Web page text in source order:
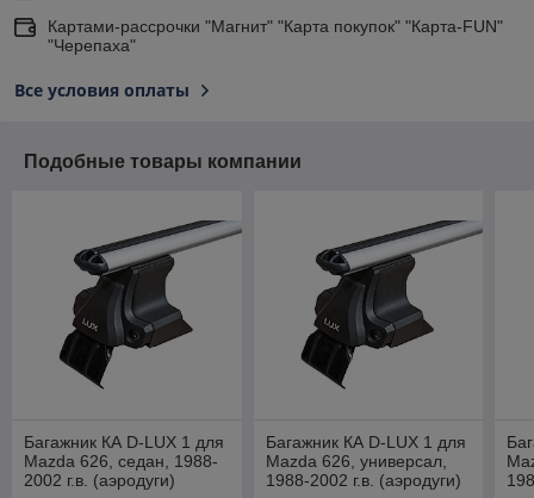
Картами-рассрочки "Магнит" "Карта покупок" "Карта-FUN"
"Черепаха"
Все условия оплаты
Подобные товары компании
Багажник КА D-LUX 1 для
Mazda 626, седан, 1988-
2002 г.в. (аэродуги)
Багажник КА D-LUX 1 для
Mazda 626, универсал,
1988-2002 г.в. (аэродуги)